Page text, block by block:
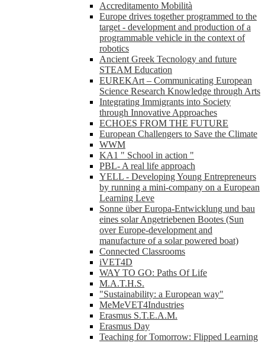
Accreditamento Mobilità
Europe drives together programmed to the
target - development and production of a
programmable vehicle in the context of
robotics
Ancient Greek Tecnology and future
STEAM Education
EUREKArt – Communicating European
Science Research Knowledge through Arts
Integrating Immigrants into Society
through Innovative Approaches
ECHOES FROM THE FUTURE
European Challengers to Save the Climate
WWM
KA1 " School in action "
PBL- A real life approach
YELL - Developing Young Entrepreneurs
by running a mini-company on a European
Learning Leve
Sonne über Europa-Entwicklung und bau
eines solar Angetriebenen Bootes (Sun
over Europe-development and
manufacture of a solar powered boat)
Connected Classrooms
iVET4D
WAY TO GO: Paths Of Life
M.A.T.H.S.
"Sustainability: a European way"
MeMeVET4Industries
Erasmus S.T.E.A.M.
Erasmus Day
Teaching for Tomorrow: Flipped Learning